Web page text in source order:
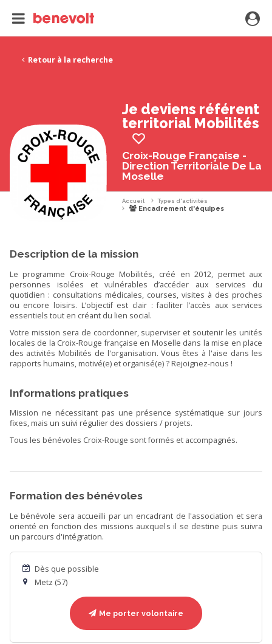
Retour à la recherche
Je deviens référent
territorial Mobilités
Croix-Rouge Française -
Direction Territoriale De La
Moselle
Accueil Types d'activités
Encadrement d'équipes
Description de la mission
Le programme Croix-Rouge Mobilités, créé en 2012, permet aux
personnes isolées et vulnérables d’accéder aux services du
quotidien : consultations médicales, courses, visites à des proches
ou encore loisirs. L’objectif est clair : faciliter l’accès aux services
essentiels tout en créant du lien social.
Votre mission sera de coordonner, superviser et soutenir les unités
locales de la Croix-Rouge française en Moselle dans la mise en place
des activités Mobilités de l'organisation. Vous êtes à l'aise dans les
rapports humains, motivé(e) et organisé(e) ? Rejoignez-nous !
Informations pratiques
Mission ne nécessitant pas une présence systématique sur jours
fixes, mais un suivi régulier des dossiers / projets.
Tous les bénévoles Croix-Rouge sont formés et accompagnés.
Formation des bénévoles
Le bénévole sera accueilli par un encadrant de l'association et sera
orienté en fonction des missions auxquels il se destine puis suivra
un parcours d'intégration.
Dès que possible
Metz (57)
Me porter volontaire